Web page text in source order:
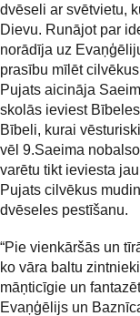
dvēseli ar svētvietu,
Dievu. Runājot par
norādīja uz
prasību mīlēt
Pujats aicināja
skolās ieviest
Bībeli, kurai
vēl 9.Saeima
varētu tikt ieviesta
Pujats cilvēkus
dvēseles pestīšanu.
“Pie vienkāršās un
ko vāra baltu
māņticīgie un
Evaņģēlijs un